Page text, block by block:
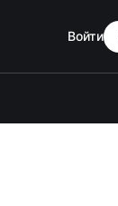
Войти